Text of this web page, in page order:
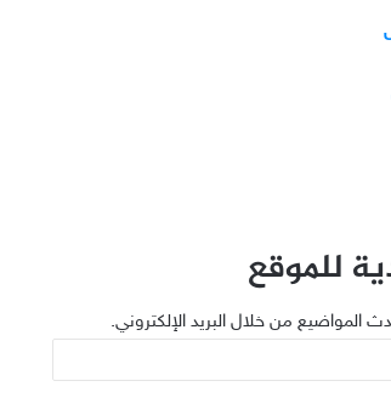
للموقع
المواضيع من خلال البريد الإلكتروني.